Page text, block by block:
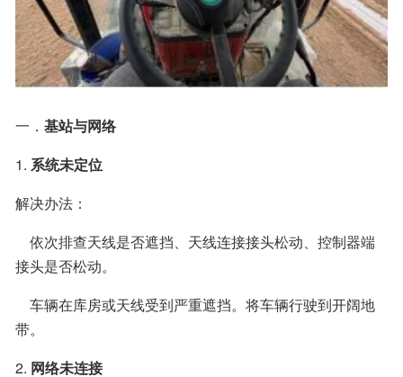
一． 基站与网络
1. 系统未定位
解决办法：
依次排查天线是否遮挡、天线连接接头松动、控制器端
接头是否松动。
车辆在库房或天线受到严重遮挡。将车辆行驶到开阔地
带。
2. 网络未连接